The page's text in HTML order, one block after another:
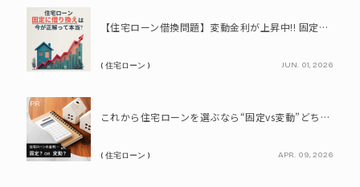
【住宅ローン借換問題】変動金利が上昇中!! 固定に借り換えるなら今が正解って本当? シミュレーションで比較してみよう
( 住宅ローン ) JUN. 01, 2026
PR
これから住宅ローンを選ぶなら“固定vs変動”どちらが正解? 9割が利用したいと答えた「いま決めなくてもいい」ローンとは!?
( 住宅ローン ) APR. 09, 2026